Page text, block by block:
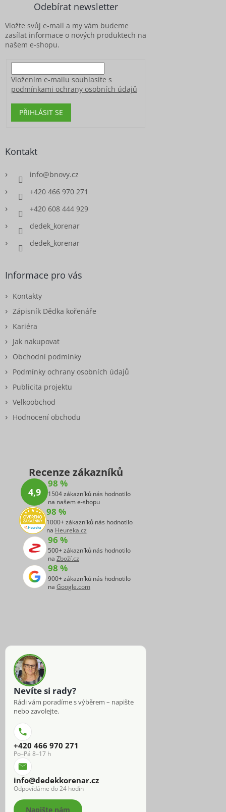
Odebírat newsletter
Vložte svůj e-mail a my vám budeme
zasílat informace o nových produktech na
našem e-shopu.
Vložením e-mailu souhlasíte s
podmínkami ochrany osobních údajů
PŘIHLÁSIT SE
Kontakt
info@bnovy.cz
+420 466 970 271
+420 608 444 929
dedek_korenar
dedek_korenar
Informace pro vás
Kontakty
Zápisník Dědka kořenáře
Kariéra
Jak nakupovat
Obchodní podmínky
Podmínky ochrany osobních údajů
Publicita projektu
Velkoobchod
Hodnocení obchodu
Recenze zákazníků
4,9
98 %
1504 zákazníků nás hodnotilo
na našem e-shopu
98 %
1000+ zákazníků nás hodnotilo
na Heureka.cz
96 %
500+ zákazníků nás hodnotilo
na Zboží.cz
98 %
900+ zákazníků nás hodnotilo
na Google.com
Nevíte si rady?
Rádi vám poradíme s výběrem – napište
nebo zavolejte.
+420 466 970 271
Po–Pá 8–17 h
info@dedekkorenar.cz
Odpovídáme do 24 hodin
Napište nám